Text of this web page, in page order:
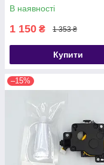
В наявності
1 150 ₴ 1 353 ₴
Купити
–15%